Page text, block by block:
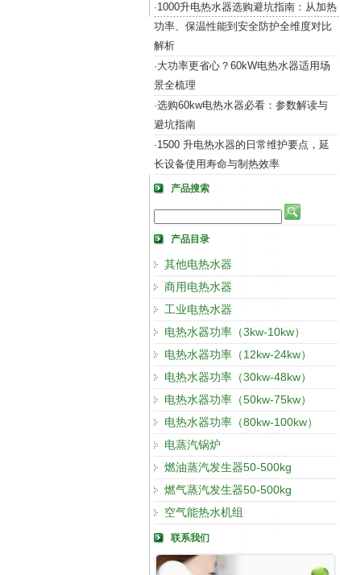
·1000升电热水器选购避坑指南：从加热
功率、保温性能到安全防护全维度对比
解析
·大功率更省心？60kW电热水器适用场
景全梳理
·选购60kw电热水器必看：参数解读与
避坑指南
·1500 升电热水器的日常维护要点，延
长设备使用寿命与制热效率
产品搜索
产品目录
其他电热水器
商用电热水器
工业电热水器
电热水器功率（3kw-10kw）
电热水器功率（12kw-24kw）
电热水器功率（30kw-48kw）
电热水器功率（50kw-75kw）
电热水器功率（80kw-100kw）
电蒸汽锅炉
燃油蒸汽发生器50-500kg
燃气蒸汽发生器50-500kg
空气能热水机组
联系我们